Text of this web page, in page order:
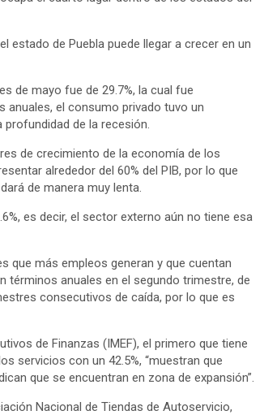
estado de Puebla puede llegar a crecer en un
de mayo fue de 29.7%, la cual fue
anuales, el consumo privado tuvo un
de la recesión.
de crecimiento de la economía de los
alrededor del 60% del PIB, por lo que
de manera muy lenta.
es decir, el sector externo aún no tiene esa
que más empleos generan y que cuentan
términos anuales en el segundo trimestre, de
consecutivos de caída, por lo que es
de Finanzas (IMEF), el primero que tiene
servicios con un 42.5%, “muestran que
que se encuentran en zona de expansión”.
Nacional de Tiendas de Autoservicio,